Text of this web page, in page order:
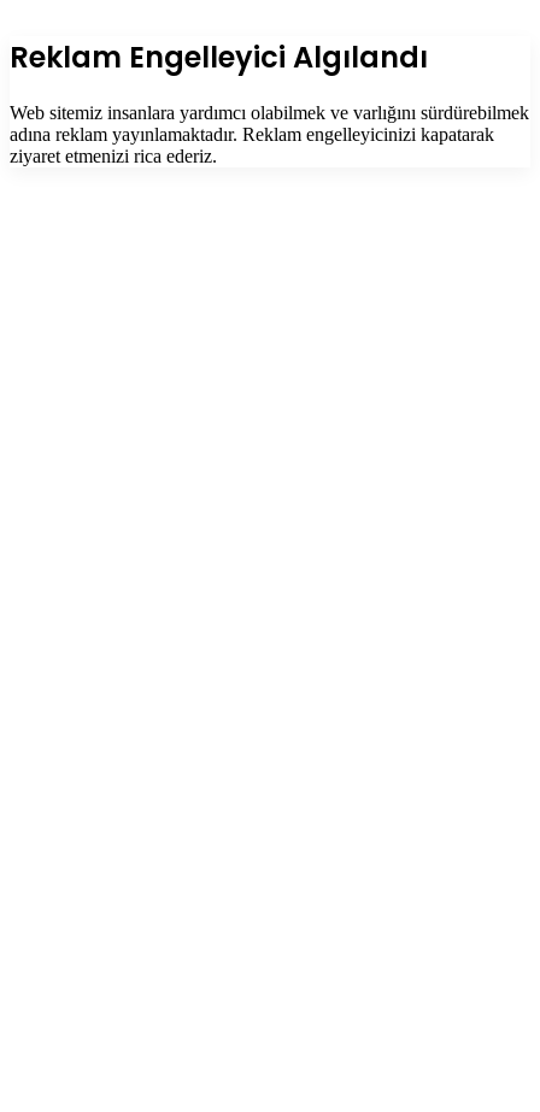
Kapalı
Reklam Engelleyici Algılandı
Web sitemiz insanlara yardımcı olabilmek ve varlığını sürdürebilmek
adına reklam yayınlamaktadır. Reklam engelleyicinizi kapatarak
ziyaret etmenizi rica ederiz.